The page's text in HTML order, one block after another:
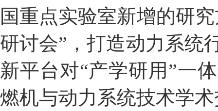
国重点实验室新增的研
研讨会”，打造动力系统
新平台对“产学研用”一
燃机与动力系统技术学